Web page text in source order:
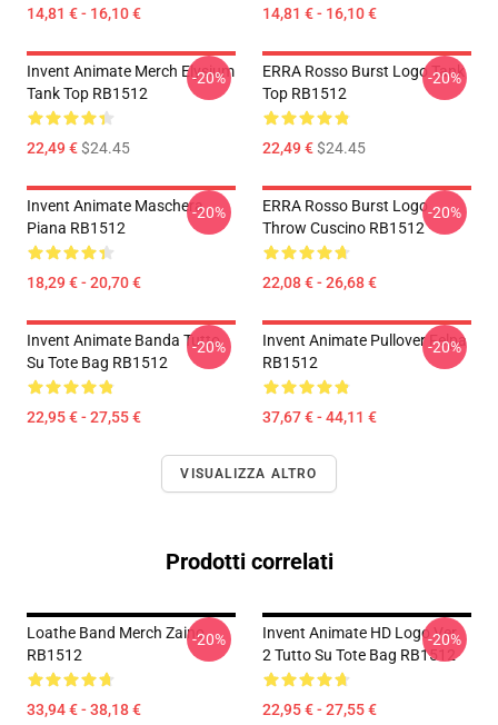
14,81 € - 16,10 € 14,81 € - 16,10 €
Invent Animate Merch Elysium
Tank Top RB1512
22,49 €$24.45
-20%
ERRA Rosso Burst Logo Tank
Top RB1512
22,49 €$24.45
-20%
Invent Animate Maschera
Piana RB1512
18,29 € - 20,70 €
-20%
ERRA Rosso Burst Logo
Throw Cuscino RB1512
22,08 € - 26,68 €
-20%
Invent Animate Banda Tutto
Su Tote Bag RB1512
22,95 € - 27,55 €
-20%
Invent Animate Pullover Felpa
RB1512
37,67 € - 44,11 €
-20%
VISUALIZZA ALTRO
Prodotti correlati
Loathe Band Merch Zaino
RB1512
33,94 € - 38,18 €
-20%
Invent Animate HD Logo Ver.
2 Tutto Su Tote Bag RB1512
22,95 € - 27,55 €
-20%